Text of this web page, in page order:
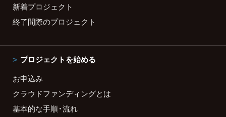
新着プロジェクト
終了間際のプロジェクト
プロジェクトを始める
お申込み
クラウドファンディングとは
基本的な手順・流れ